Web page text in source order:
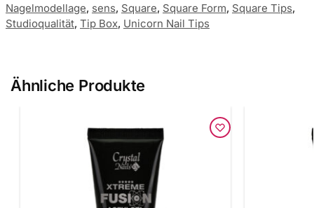
Nagelmodellage, sens, Square, Square Form, Square Tips,
Studioqualität, Tip Box, Unicorn Nail Tips
Ähnliche Produkte